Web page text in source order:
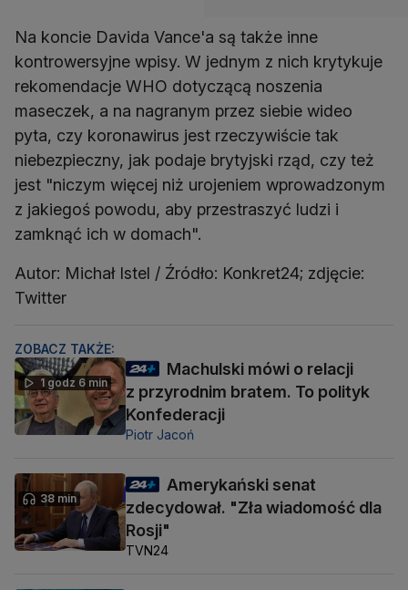
Na koncie Davida Vance'a są także inne
kontrowersyjne wpisy. W jednym z nich krytykuje
rekomendacje WHO dotyczącą noszenia
maseczek, a na nagranym przez siebie wideo
pyta, czy koronawirus jest rzeczywiście tak
niebezpieczny, jak podaje brytyjski rząd, czy też
jest "niczym więcej niż urojeniem wprowadzonym
z jakiegoś powodu, aby przestraszyć ludzi i
zamknąć ich w domach".
Autor: Michał Istel / Źródło: Konkret24; zdjęcie:
Twitter
ZOBACZ TAKŻE:
1 godz 6 min
Machulski mówi o relacji
z przyrodnim bratem. To polityk
Konfederacji
Piotr Jacoń
38 min
Amerykański senat
zdecydował. "Zła wiadomość dla
Rosji"
TVN24